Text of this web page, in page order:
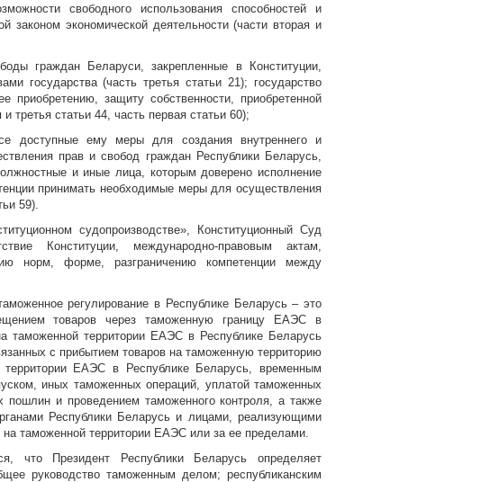
свободного использования способностей и
экономической деятельности (части вторая и
граждан Беларуси, закрепленные в Конституции,
государства (часть третья статьи 21); государство
приобретению, защиту собственности, приобретенной
статьи 44, часть первая статьи 60);
доступные ему меры для создания внутреннего и
прав и свобод граждан Республики Беларусь,
и иные лица, которым доверено исполнение
принимать необходимые меры для осуществления
59).
судопроизводстве», Конституционный Суд
Конституции, международно-правовым актам,
норм, форме, разграничению компетенции между
регулирование в Республике Беларусь – это
товаров через таможенную границу ЕАЭС в
таможенной территории ЕАЭС в Республике Беларусь
с прибытием товаров на таможенную территорию
ЕАЭС в Республике Беларусь, временным
иных таможенных операций, уплатой таможенных
пошлин и проведением таможенного контроля, а также
Республики Беларусь и лицами, реализующими
таможенной территории ЕАЭС или за ее пределами.
что Президент Республики Беларусь определяет
руководство таможенным делом; республиканским